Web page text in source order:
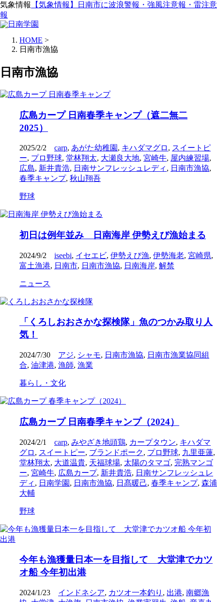
気象情報
【気象情報】日南市に波浪警報・強風注意報・雷注意
報
HOME >
日南市漁協
日南市漁協
広島カープ 日南春季キャンプ（遮二無二
2025）
2025/2/2 carp, あがた幼稚園 , キハダマグロ , スイートピ
ー, プロ野球, 堂林翔太, 大瀬良大地, 宮崎牛, 屋内練習場,
広島, 新井貴浩, 日南サンフレッシュレディ , 日南市漁協,
春季キャンプ, 秋山翔吾
野球
初日は例年並み 日南海岸 伊勢えび漁始まる
2024/9/2 iseebi, イセエビ, 伊勢えび漁, 伊勢海老, 宮崎県,
富土漁港, 日南市, 日南市漁協, 日南海岸, 解禁
ニュース
「くろしおおさかな探検隊」魚のつかみ取り人
気！
2024/7/30 アジ, シャモ, 日南市漁協, 日南市漁業協同組
合, 油津港, 漁師, 漁業
暮らし・文化
広島カープ 日南春季キャンプ（2024）
2024/2/1 carp, みやざき地頭鶏, カープタウン, キハダマ
グロ , スイートピー, ブランドポーク, プロ野球, 九里亜蓮,
堂林翔太, 大道温貴, 天福球場, 太陽のタマゴ, 完熟マンゴ
ー, 宮崎牛, 広島カープ, 新井貴浩, 日南サンフレッシュレ
ディ , 日南学園 , 日南市漁協, 日髙暖己, 春季キャンプ, 森浦
大輔
野球
今年も漁獲量日本一を目指して 大堂津でカツ
オ船 今年初出港
2024/1/23 インドネシア, カツオ一本釣り , 出港, 南郷漁